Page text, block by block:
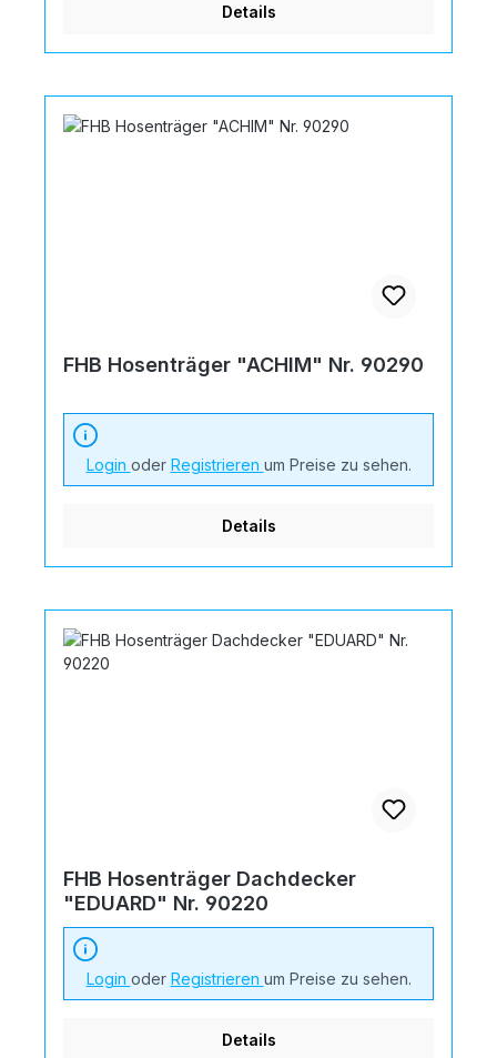
Details
FHB Hosenträger "ACHIM" Nr. 90290
Login oder Registrieren um Preise zu sehen.
Details
FHB Hosenträger Dachdecker
"EDUARD" Nr. 90220
Login oder Registrieren um Preise zu sehen.
Details